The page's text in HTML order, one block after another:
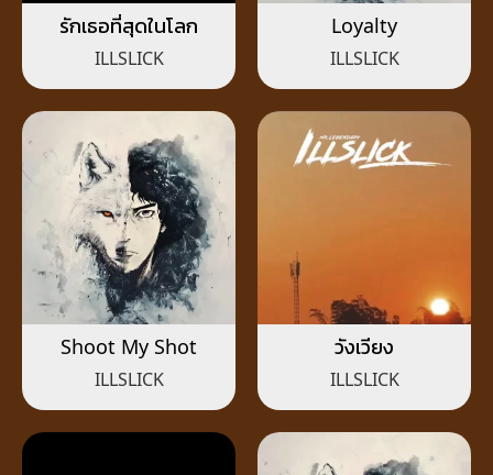
รักเธอที่สุดในโลก
ILLSLICK
Loyalty
ILLSLICK
Shoot My Shot
ILLSLICK
วังเวียง
ILLSLICK